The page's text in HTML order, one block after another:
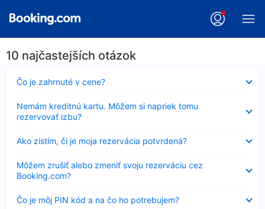
10 najčastejších otázok
Čo je zahrnuté v cene?
Nezobrazuje
sa
Nemám kreditnú kartu. Môžem si napriek tomu
rezervovať izbu?
sa
Ako zistím, či je moja rezervácia potvrdená?
sa
Môžem zrušiť alebo zmeniť svoju rezerváciu cez
Booking.com?
sa
Čo je môj PIN kód a na čo ho potrebujem?
Nezobrazuje
sa